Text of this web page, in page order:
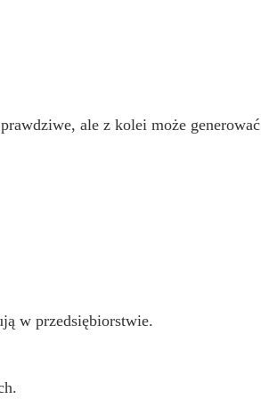
ale z kolei może generować
w przedsiębiorstwie.